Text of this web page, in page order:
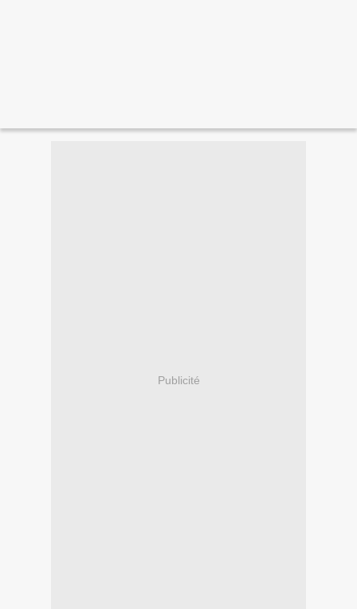
Publicité